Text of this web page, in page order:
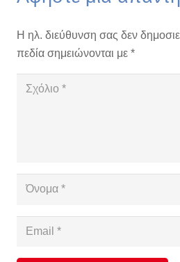
Η ηλ. διεύθυνση σας δεν
πεδία σημειώνονται με *